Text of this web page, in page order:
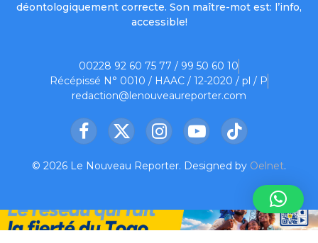
déontologiquement correcte. Son maître-mot est: l’info,
accessible!
00228 92 60 75 77 / 99 50 60 10
Récépissé N° 0010 / HAAC / 12-2020 / pl / P
redaction@lenouveaureporter.com
Facebook
X
InstagramYouTubeTikTok
© 2026 Le Nouveau Reporter. Designed by Oelnet.